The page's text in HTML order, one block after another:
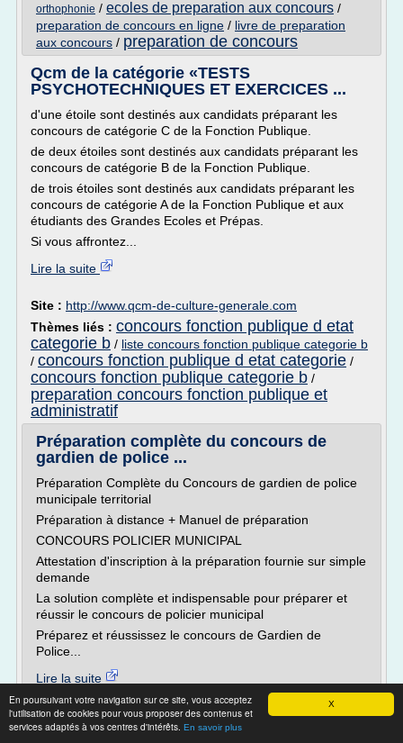
X
En poursuivant votre navigation sur ce site, vous acceptez
l'utilisation de cookies pour vous proposer des contenus et
services adaptés à vos centres d'intérêts. En savoir plus
orthophonie / ecoles de preparation aux concours /
preparation de concours en ligne / livre de preparation
aux concours / preparation de concours
Qcm de la catégorie «TESTS
PSYCHOTECHNIQUES ET EXERCICES ...
d'une étoile sont destinés aux candidats préparant les
concours de catégorie C de la Fonction Publique.
de deux étoiles sont destinés aux candidats préparant les
concours de catégorie B de la Fonction Publique.
de trois étoiles sont destinés aux candidats préparant les
concours de catégorie A de la Fonction Publique et aux
étudiants des Grandes Ecoles et Prépas.
Si vous affrontez...
Lire la suite
Site : http://www.qcm-de-culture-generale.com
Thèmes liés : concours fonction publique d etat
categorie b / liste concours fonction publique categorie b
/ concours fonction publique d etat categorie /
concours fonction publique categorie b /
preparation concours fonction publique et
administratif
Préparation complète du concours de
gardien de police ...
Préparation Complète du Concours de gardien de police
municipale territorial
Préparation à distance + Manuel de préparation
CONCOURS POLICIER MUNICIPAL
Attestation d'inscription à la préparation fournie sur simple
demande
La solution complète et indispensable pour préparer et
réussir le concours de policier municipal
Préparez et réussissez le concours de Gardien de
Police...
Lire la suite
Site :http://www.concours-policier-municipal.fr
Thèmes liés :
dossier d inscription concours